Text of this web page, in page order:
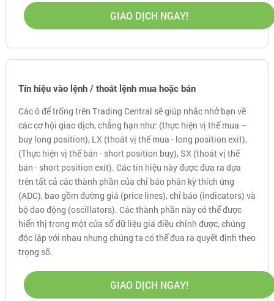
GIAO DỊCH NGAY!
Tín hiệu vào lệnh / thoát lệnh mua hoặc bán
Các ô để trống trên Trading Central sẽ giúp nhắc nhở bạn về
các cơ hội giao dịch, chẳng hạn như: (thực hiện vị thế mua –
buy long position), LX (thoát vị thế mua - long position exit),
(Thực hiện vị thế bán - short position buy), SX (thoát vị thế
bán - short position exit). Các tín hiệu này được đưa ra dựa
trên tất cả các thành phần của chỉ báo phân kỳ thích ứng
(ADC), bao gồm đường giá (price lines), chỉ báo (indicators) và
bộ dao động (oscillators). Các thành phần này có thể được
hiển thị trong một cửa sổ dữ liệu giá điều chỉnh được, chúng
độc lập với nhau nhưng chúng ta có thể đưa ra quyết định theo
trọng số.
GIAO DỊCH NGAY!